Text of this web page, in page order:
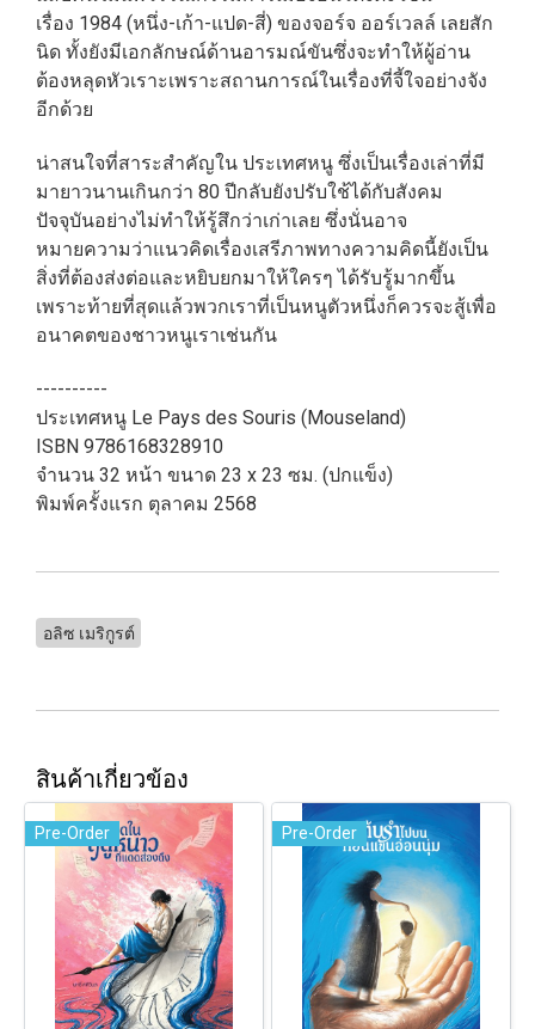
เรื่อง 1984 (หนึ่ง-เก้า-แปด-สี่) ของจอร์จ ออร์เวลล์ เลยสัก
นิด ทั้งยังมีเอกลักษณ์ด้านอารมณ์ขันซึ่งจะทำให้ผู้อ่าน
ต้องหลุดหัวเราะเพราะสถานการณ์ในเรื่องที่จี้ใจอย่างจัง
อีกด้วย
น่าสนใจที่สาระสำคัญใน ประเทศหนู ซึ่งเป็นเรื่องเล่าที่มี
มายาวนานเกินกว่า 80 ปีกลับยังปรับใช้ได้กับสังคม
ปัจจุบันอย่างไม่ทำให้รู้สึกว่าเก่าเลย ซึ่งนั่นอาจ
หมายความว่าแนวคิดเรื่องเสรีภาพทางความคิดนี้ยังเป็น
สิ่งที่ต้องส่งต่อและหยิบยกมาให้ใครๆ ได้รับรู้มากขึ้น
เพราะท้ายที่สุดแล้วพวกเราที่เป็นหนูตัวหนึ่งก็ควรจะสู้เพื่อ
อนาคตของชาวหนูเราเช่นกัน
----------
ประเทศหนู Le Pays des Souris (Mouseland)
ISBN 9786168328910
จำนวน 32 หน้า ขนาด 23 x 23 ซม. (ปกแข็ง)
พิมพ์ครั้งแรก ตุลาคม 2568
อลิซ เมริกูรต์
สินค้าเกี่ยวข้อง
Pre-Order Pre-Order